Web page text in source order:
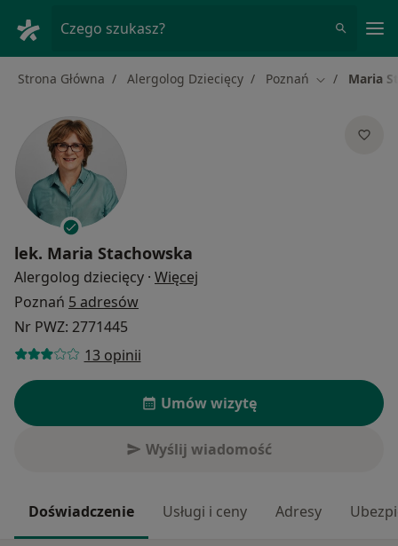
Czego szukasz?
Strona Główna Alergolog Dziecięcy Poznań Zmień miasto
Maria
lek. Maria Stachowska
Alergolog dziecięcy · Więcej
Poznań 5 adresów
Nr PWZ: 2771445
13 opinii
Umów wizytę
Wyślij wiadomość
Doświadczenie Usługi i ceny Adresy